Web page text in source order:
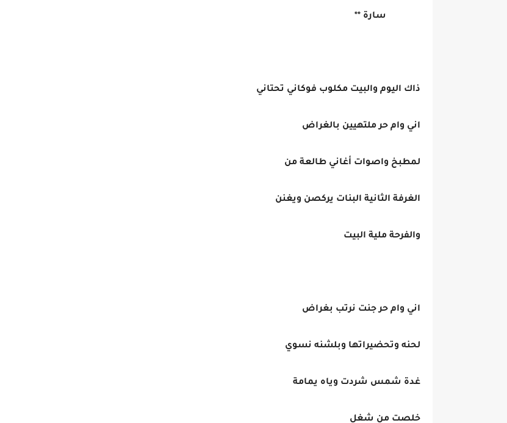
سارة **
ذاك اليوم والبيت مكلوب فوكاني تحتاني
اني وام حر ملتهيين بالغراض
لمطبخ واصوات أغاني طالعة من
الغرفة الثانية البنات يركصن ويغنن
والفرحة ملية البيت
اني وام حر جنت نرتب بغراض
لحنه وتحضيراتها وبلشنه نسوي
غدة شمس شردت وياه يمامة
خلصت من شغل